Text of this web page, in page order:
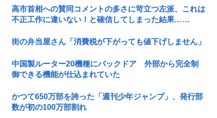
高市首相への賛同コメントの多さに苛立つ左派、これは
不正工作に違いない！と確信してしまった結果……
街の弁当屋さん「消費税が下がっても値下げしません」
中国製ルーター20機種にバックドア 外部から完全制
御できる機能が仕込まれていた
かつて650万部を誇った「週刊少年ジャンプ」、発行部
数が初の100万部割れ